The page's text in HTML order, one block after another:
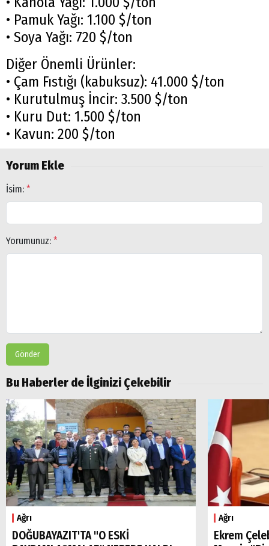
• Pamuk Yağı: 1.100 $/ton
• Soya Yağı: 720 $/ton
Diğer Önemli Ürünler:
• Çam Fıstığı (kabuksuz): 41.000 $/ton
• Kurutulmuş İncir: 3.500 $/ton
• Kuru Dut: 1.500 $/ton
• Kavun: 200 $/ton
Yorum Ekle
İsim: *
Yorumunuz: *
Gönder
Bu Haberler de İlginizi Çekebilir
Ağrı
DOĞUBAYAZIT'TA "O ESKİ
Ağrı
Ekrem